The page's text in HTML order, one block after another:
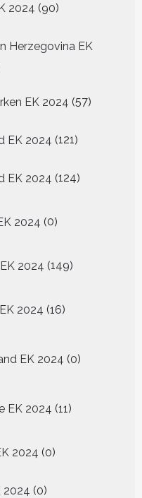
2024 9090
Herzegovina EK
EK 2024 5757
EK 2024 121121
EK 2024 124124
2024 0
producten
2024 149149
2024 16
producten
EK 2024 0
producten
EK 2024 11
producten
2024 00
2024 00